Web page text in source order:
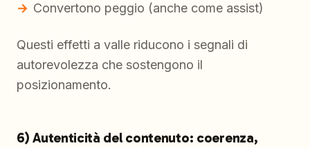
Convertono peggio (anche come assist)
Questi effetti a valle riducono i segnali di
autorevolezza che sostengono il
posizionamento.
6) Autenticità del contenuto: coerenza,